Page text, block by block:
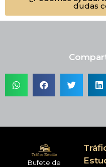
dudas
Bufete de